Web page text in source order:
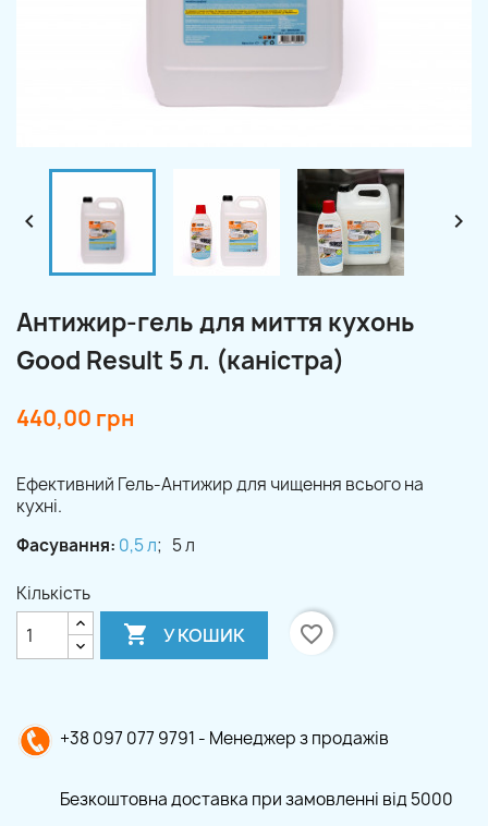
 
Антижир-гель для миття кухонь
Good Result 5 л. (каністра)
440,00 грн
Ефективний Гель-Антижир для чищення всього на
кухні.
Фасування: 0,5 л; 5 л
Кількість
 У КОШИК favorite_border
+38 097 077 9791 - Менеджер з продажів
Безкоштовна доставка при замовленні від 5000